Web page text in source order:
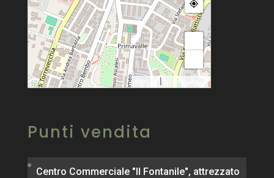
© OpenStreetMap
Punti vendita
Centro Commerciale "Il Fontanile", attrezzato